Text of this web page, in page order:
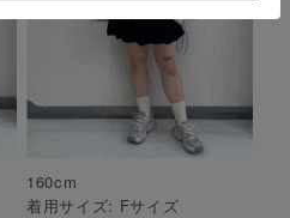
160cm
着用サイズ: Fサイズ